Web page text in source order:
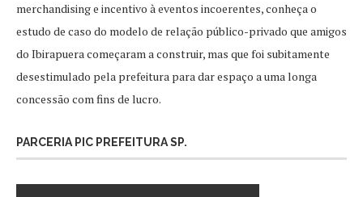
merchandising e incentivo à eventos incoerentes, conheça o
estudo de caso do modelo de relação público-privado que amigos
do Ibirapuera começaram a construir, mas que foi subitamente
desestimulado pela prefeitura para dar espaço a uma longa
concessão com fins de lucro.
PARCERIA PIC PREFEITURA SP.